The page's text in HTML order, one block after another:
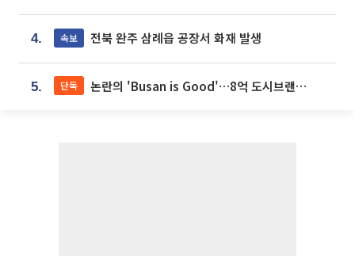
4. 속보 전북 완주 삼례읍 공장서 화재 발생
5. 단독 논란의 'Busan is Good'…8억 도시브랜드, 용산 대통령실 CI 업체가 수행